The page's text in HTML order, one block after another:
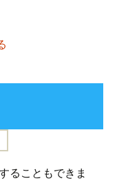
ることもできま